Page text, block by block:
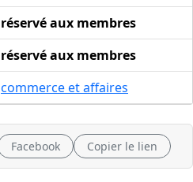
réservé aux membres
réservé aux membres
commerce et affaires
Facebook Copier le lien